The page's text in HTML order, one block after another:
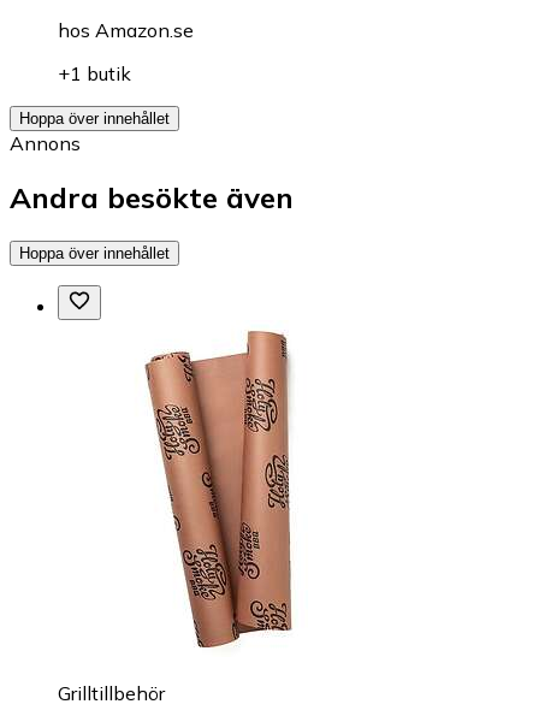
hos Amazon.se
+1 butik
Hoppa över innehållet
Annons
Andra besökte även
Hoppa över innehållet
Grilltillbehör